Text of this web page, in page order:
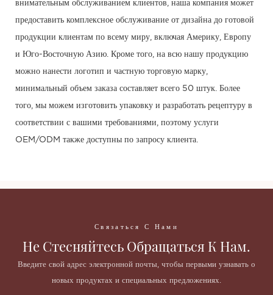
внимательным обслуживанием клиентов, наша компания может
предоставить комплексное обслуживание от дизайна до готовой
продукции клиентам по всему миру, включая Америку, Европу
и Юго-Восточную Азию. Кроме того, на всю нашу продукцию
можно нанести логотип и частную торговую марку,
минимальный объем заказа составляет всего 50 штук. Более
того, мы можем изготовить упаковку и разработать рецептуру в
соответствии с вашими требованиями, поэтому услуги
OEM/ODM также доступны по запросу клиента.
Связаться С Нами
Не Стесняйтесь Обращаться К Нам.
Введите свой адрес электронной почты, чтобы первыми узнавать о
новых продуктах и ​​специальных предложениях.